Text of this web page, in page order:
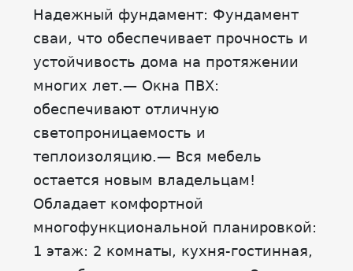
Надежный фундамент: Фундамент
сваи, что обеспечивает прочность и
устойчивость дома на протяжении
многих лет.— Окна ПВХ:
обеспечивают отличную
светопроницаемость и
теплоизоляцию.— Вся мебель
остается новым владельцам!
Обладает комфортной
многофункциональной планировкой:
1 этаж: 2 комнаты, кухня-гостинная,